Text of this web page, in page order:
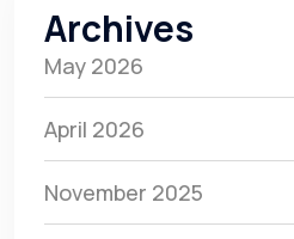
Archives
May 2026
April 2026
November 2025